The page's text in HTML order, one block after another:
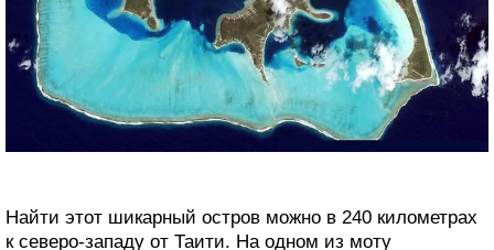
Найти этот шикарный остров можно в 240 километрах
к северо-западу от Таити. На одном из моту